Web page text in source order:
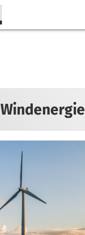
Windenergie